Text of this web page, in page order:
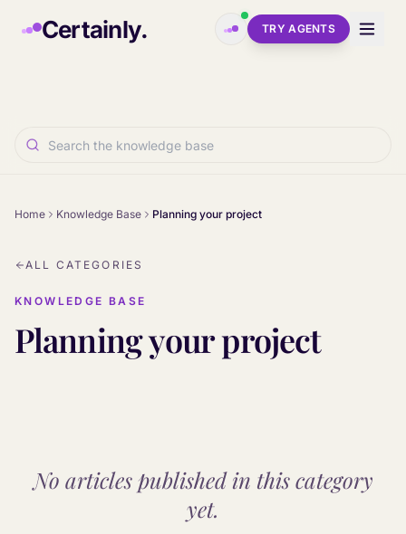
Certainly. TRY AGENTS
Home Knowledge Base Planning your project
ALL CATEGORIES
KNOWLEDGE BASE
Planning your project
No articles published in this category
yet.